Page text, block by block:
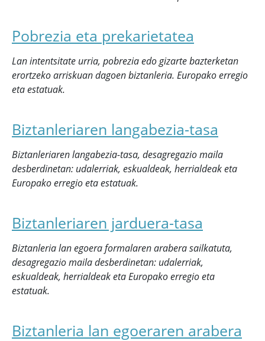
Pobrezia eta prekarietatea
Lan intentsitate urria, pobrezia edo gizarte bazterketan
erortzeko arriskuan dagoen biztanleria. Europako erregio
eta estatuak.
Biztanleriaren langabezia-tasa
Biztanleriaren langabezia-tasa, desagregazio maila
desberdinetan: udalerriak, eskualdeak, herrialdeak eta
Europako erregio eta estatuak.
Biztanleriaren jarduera-tasa
Biztanleria lan egoera formalaren arabera sailkatuta,
desagregazio maila desberdinetan: udalerriak,
eskualdeak, herrialdeak eta Europako erregio eta
estatuak.
Biztanleria lan egoeraren arabera